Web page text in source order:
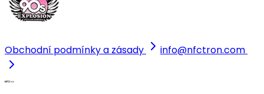
Obchodní podmínky a zásady info@nfctron.com